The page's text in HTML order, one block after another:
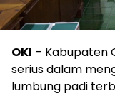
OKI – Kabupaten
serius dalam
lumbung padi